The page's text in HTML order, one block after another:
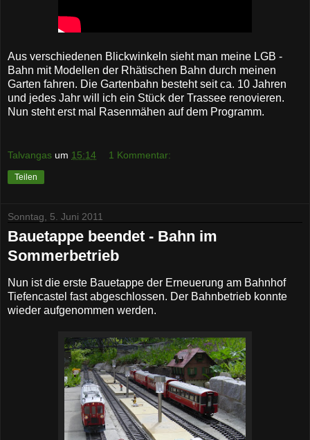
Aus verschiedenen Blickwinkeln sieht man meine LGB -
Bahn mit Modellen der Rhätischen Bahn durch meinen
Garten fahren. Die Gartenbahn besteht seit ca. 10 Jahren
und jedes Jahr will ich ein Stück der Trassee renovieren.
Nun steht erst mal Rasenmähen auf dem Programm.
Talvangas um 15:14 1 Kommentar:
Teilen
Sonntag, 5. Juni 2011
Bauetappe beendet - Bahn im
Sommerbetrieb
Nun ist die erste Bauetappe der Erneuerung am Bahnhof
Tiefencastel fast abgeschlossen. Der Bahnbetrieb konnte
wieder aufgenommen werden.